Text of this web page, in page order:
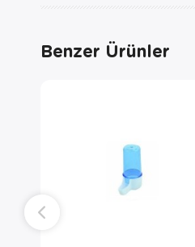
Benzer Ürünler